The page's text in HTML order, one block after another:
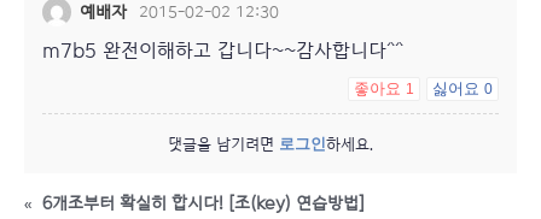
예배자 2015-02-02 12:30
m7b5 완전이해하고 갑니다~~감사합니다^^
좋아요 1 싫어요 0
댓글을 남기려면 로그인하세요.
« 6개조부터 확실히 합시다! [조(key) 연습방법]